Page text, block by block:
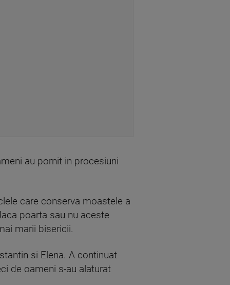
au pornit in procesiuni
care conserva moastele a
poarta sau nu aceste
marii bisericii.
si Elena. A continuat
de oameni s-au alaturat